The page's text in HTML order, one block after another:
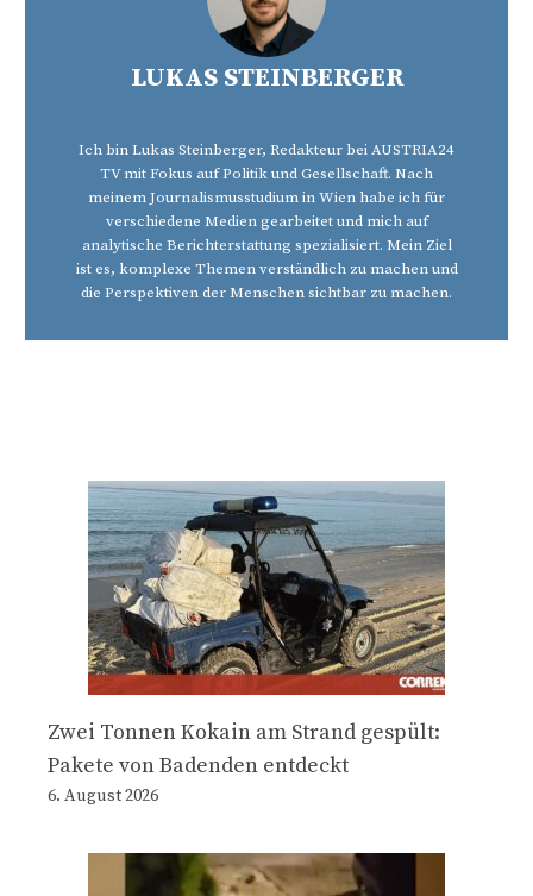
LUKAS STEINBERGER
Ich bin Lukas Steinberger, Redakteur bei AUSTRIA24
TV mit Fokus auf Politik und Gesellschaft. Nach
meinem Journalismusstudium in Wien habe ich für
verschiedene Medien gearbeitet und mich auf
analytische Berichterstattung spezialisiert. Mein Ziel
ist es, komplexe Themen verständlich zu machen und
die Perspektiven der Menschen sichtbar zu machen.
Zwei Tonnen Kokain am Strand gespült:
Pakete von Badenden entdeckt
6. August 2026